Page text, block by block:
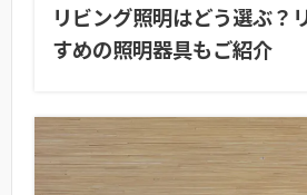
リビング照明はどう選ぶ？
すめの照明器具もご紹介